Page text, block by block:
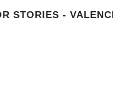
STORIES -